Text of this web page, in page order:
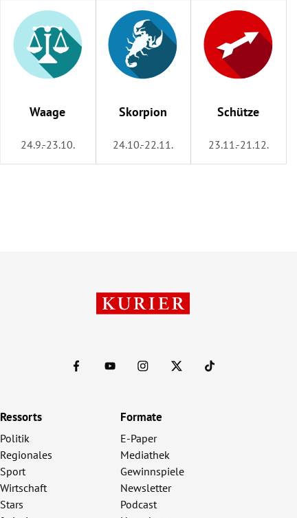
Waage
24.9.-23.10.
Skorpion
24.10.-22.11.
Schütze
23.11.-21.12.
Ressorts
Politik
Regionales
Sport
Wirtschaft
Stars
Formate
E-Paper
Mediathek
Gewinnspiele
Newsletter
Podcast